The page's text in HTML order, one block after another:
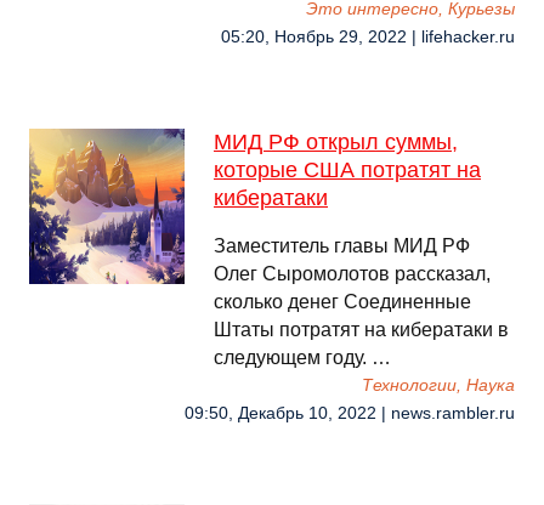
Это интересно, Курьезы
05:20, Ноябрь 29, 2022 | lifehacker.ru
МИД РФ открыл суммы,
которые США потратят на
кибератаки
Заместитель главы МИД РФ
Олег Сыромолотов рассказал,
сколько денег Соединенные
Штаты потратят на кибератаки в
следующем году. …
Технологии, Наука
09:50, Декабрь 10, 2022 | news.rambler.ru